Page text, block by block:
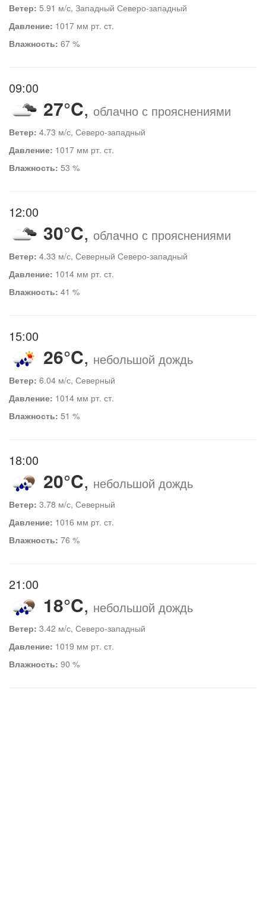
Ветер: 5.91 м/с, Западный Северо-западный
Давление: 1017 мм рт. ст.
Влажность: 67 %
09:00
27°C, облачно с прояснениями
Ветер: 4.73 м/с, Северо-западный
Давление: 1017 мм рт. ст.
Влажность: 53 %
12:00
30°C, облачно с прояснениями
Ветер: 4.33 м/с, Северный Северо-западный
Давление: 1014 мм рт. ст.
Влажность: 41 %
15:00
26°C, небольшой дождь
Ветер: 6.04 м/с, Северный
Давление: 1014 мм рт. ст.
Влажность: 51 %
18:00
20°C, небольшой дождь
Ветер: 3.78 м/с, Северный
Давление: 1016 мм рт. ст.
Влажность: 76 %
21:00
18°C, небольшой дождь
Ветер: 3.42 м/с, Северо-западный
Давление: 1019 мм рт. ст.
Влажность: 90 %